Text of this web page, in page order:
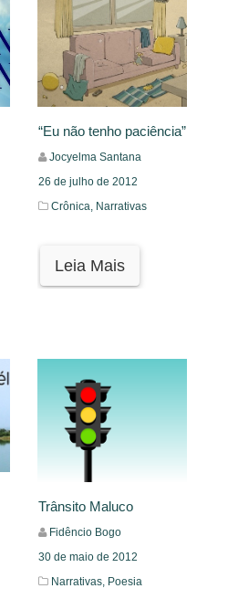
“Eu não tenho paciência”
Jocyelma Santana
26 de julho de 2012
Crônica, Narrativas
Leia Mais
Trânsito Maluco
Fidêncio Bogo
30 de maio de 2012
Narrativas, Poesia